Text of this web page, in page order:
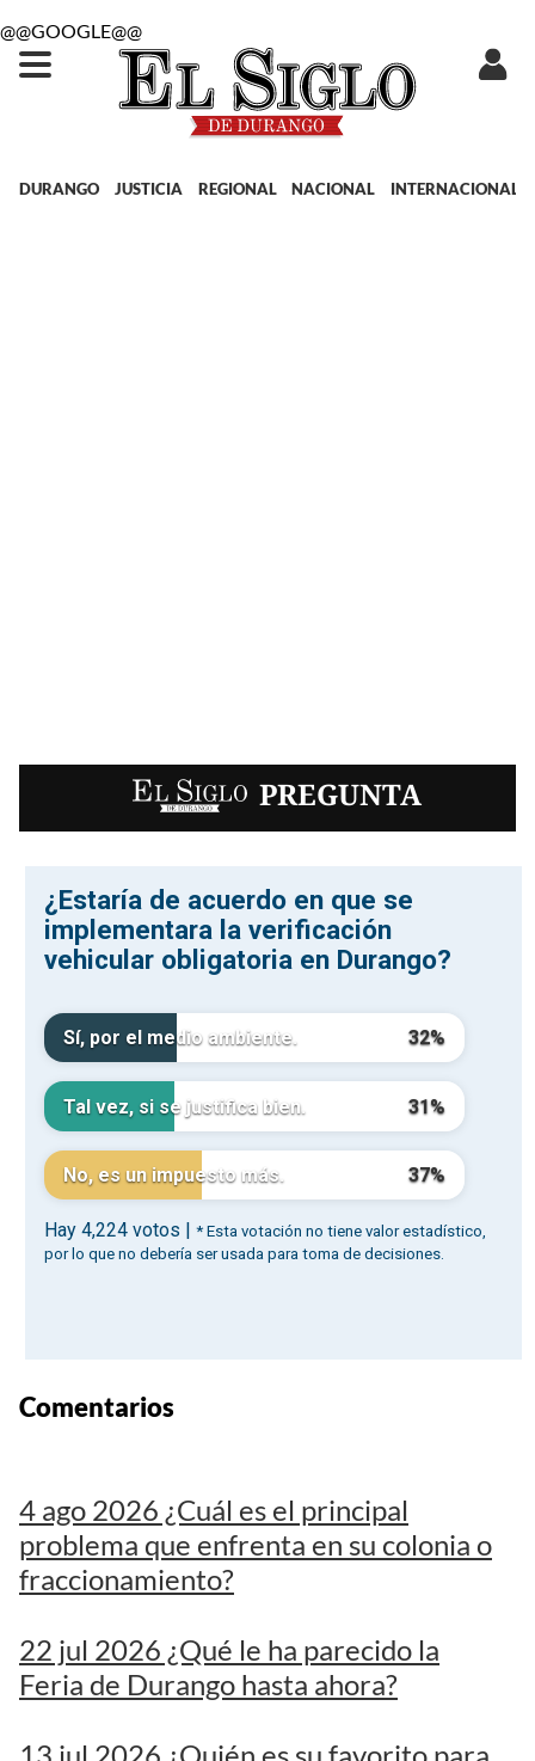
@@GOOGLE@@
DURANGO JUSTICIA REGIONAL NACIONAL INTERNACIONAL
EL SIGLO PREGUNTA
Comentarios
4 ago 2026 ¿Cuál es el principal
problema que enfrenta en su colonia o
fraccionamiento?
22 jul 2026 ¿Qué le ha parecido la
Feria de Durango hasta ahora?